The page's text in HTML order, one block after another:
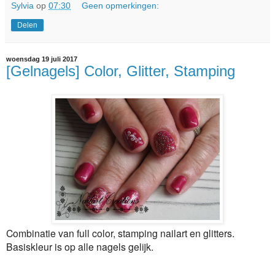
Sylvia op 07:30 Geen opmerkingen:
Delen
woensdag 19 juli 2017
[Gelnagels] Color, Glitter, Stamping
Combinatie van full color, stamping nailart en glitters.
Basiskleur is op alle nagels gelijk.